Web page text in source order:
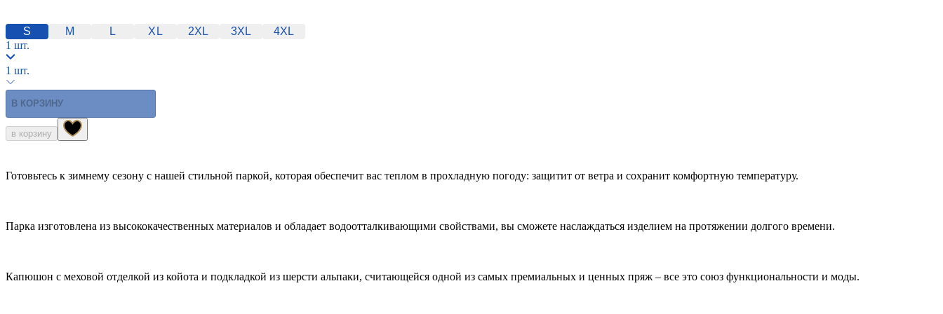
S M L XL 2XL 3XL
4ХL
1 шт.
1 шт.
В КОРЗИНУ
в корзину
Готовьтесь к зимнему сезону с нашей стильной паркой, которая обеспечит вас теплом в прохладную погоду: защитит от ветра и сохранит комфортную температуру.
Парка изготовлена из высококачественных материалов и обладает водоотталкивающими свойствами, вы сможете наслаждаться изделием на протяжении долгого времени.
Капюшон с меховой отделкой из койота и подкладкой из шерсти альпаки, считающейся одной из самых премиальных и ценных пряж – все это союз функциональности и моды.